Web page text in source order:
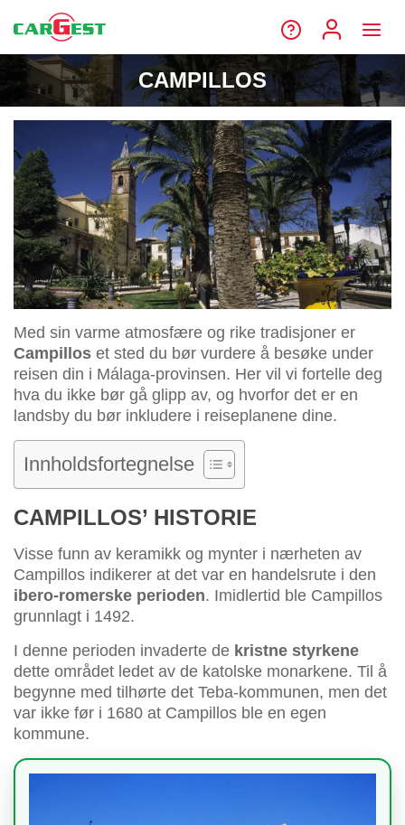
CAMPILLOS
Med sin varme atmosfære og rike tradisjoner er
Campillos et sted du bør vurdere å besøke under
reisen din i Málaga-provinsen. Her vil vi fortelle deg
hva du ikke bør gå glipp av, og hvorfor det er en
landsby du bør inkludere i reiseplanene dine.
Innholdsfortegnelse
CAMPILLOS’ HISTORIE
Visse funn av keramikk og mynter i nærheten av
Campillos indikerer at det var en handelsrute i den
ibero-romerske perioden. Imidlertid ble Campillos
grunnlagt i 1492.
I denne perioden invaderte de kristne styrkene
dette området ledet av de katolske monarkene. Til å
begynne med tilhørte det Teba-kommunen, men det
var ikke før i 1680 at Campillos ble en egen
kommune.